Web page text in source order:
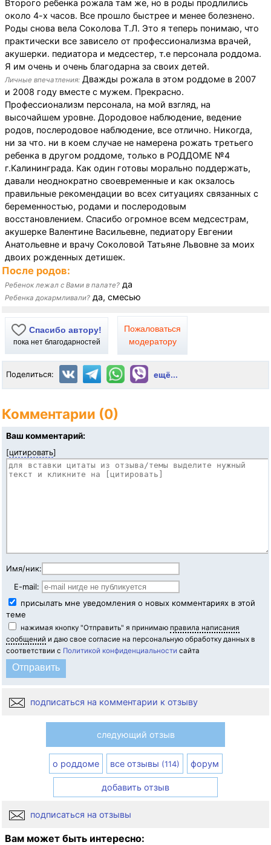
Второго ребенка рожала там же, но в роды продлились
около 4-х часов. Все прошло быстрее и менее болезнено.
Роды снова вела Соколова Т.Л. Это я теперь понимаю, что
практически все зависело от профессионализма врачей,
акушерки. педиатора и медсестер, т.е персонала роддома.
Я им очень и очень благодарна за своих детей.
Личные впечатления: Дважды рожала в этом роддоме в 2007
и 2008 году вместе с мужем. Прекрасно.
Профессионализм персонала, на мой взгляд, на
высочайшем уровне. Дородовое наблюдение, ведение
родов, послеродовое наблюдение, все отлично. Никогда,
ни за что. ни в коем случае не намерена рожать третьего
ребенка в другом роддоме, только в РОДДОМЕ №4
г.Калининграда. Как один готовы морально поддержать,
давали неоднократно своевременные и как окзалось
правильные рекомендации во всех ситуациях связанных с
беременностью, родами и послеродовым
восстановлением. Спасибо огромное всем медсестрам,
акушерке Валентине Васильевне, педиатору Евгении
Анатольевне и врачу Соколовой Татьяне Львовне за моих
двоих рожденных детишек.
После родов:
Ребенок лежал с Вами в палате? да
Ребенка докармливали? да, смесью
Спасибо автору!
пока нет благодарностей
Пожаловаться
модератору
Поделиться: ещё...
Комментарии (0)
Ваш комментарий:
[цитировать]
Имя/ник:
E-mail:
присылать мне уведомления о новых комментариях в этой
теме
нажимая кнопку "Отправить" я принимаю правила написания
сообщений и даю свое согласие на персональную обработку данных в
соответствии с Политикой конфиденциальности сайта
подписаться на комментарии к отзыву
следующий отзыв
о роддоме все отзывы (114) форум
добавить отзыв
подписаться на отзывы
Вам может быть интересно: